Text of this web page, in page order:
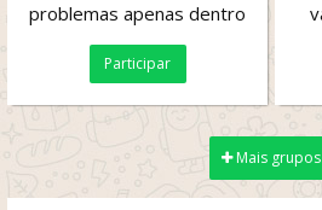
problemas apenas dentro
do grupo, conversas fora
daqui não podemos...
Participar
Mais grupos